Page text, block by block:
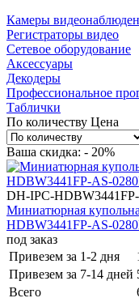
Камеры
Регистраторы видео
Сетевое оборудование
Аксессуары
Декодеры
Профессиональное
Таблички
По количеству Цена
Ваша скидка: - 20%
DH-IPC-
Миниатюрная
HDBW3441FP-AS-
под заказ
Привезем за 1-2 дня
Привезем за 7-14 дней
Всего